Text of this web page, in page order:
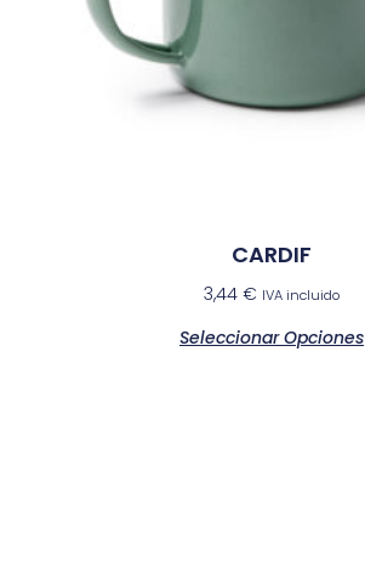
CARDIF
3,44 € IVA incluido
Seleccionar Opciones